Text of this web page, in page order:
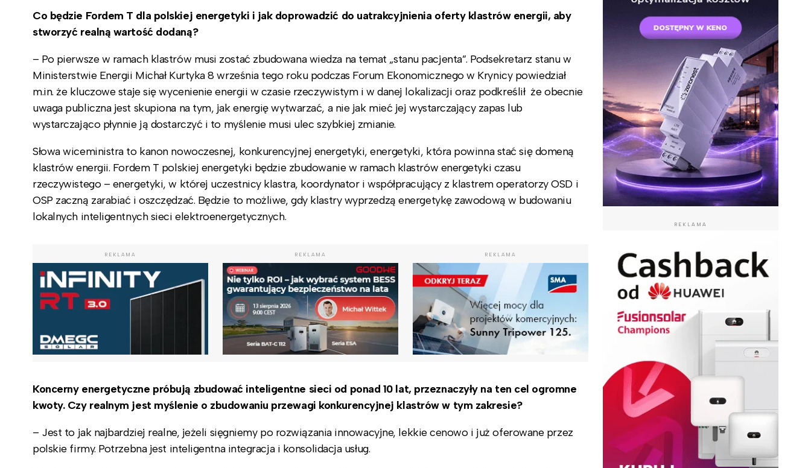
Co będzie Fordem T dla polskiej energetyki i jak doprowadzić do uatrakcyjnienia oferty klastrów energii, aby
stworzyć realną wartość dodaną?
– Po pierwsze w ramach klastrów musi zostać zbudowana wiedza na temat „stanu pacjenta”. Podsekretarz stanu w
Ministerstwie Energii Michał Kurtyka 8 września tego roku podczas Forum Ekonomicznego w Krynicy powiedział
m.in. że kluczowe staje się wycenienie energii w czasie rzeczywistym i w danej lokalizacji oraz podkreślił że obecnie
uwaga publiczna jest skupiona na tym, jak energię wytwarzać, a nie jak mieć jej wystarczający zapas lub
wystarczająco płynnie ją dostarczyć i to myślenie musi ulec szybkiej zmianie.
Słowa wiceministra to kanon nowoczesnej, konkurencyjnej energetyki, energetyki, która powinna stać się domeną
klastrów energii. Fordem T polskiej energetyki będzie zbudowanie w ramach klastrów energetyki czasu
rzeczywistego – energetyki, w której uczestnicy klastra, koordynator i współpracujący z klastrem operatorzy OSD i
OSP zaczną zarabiać i oszczędzać. Będzie to możliwe, gdy klastry wyprzedzą energetykę zawodową w budowaniu
lokalnych inteligentnych sieci elektroenergetycznych.
REKLAMA REKLAMA REKLAMA
Koncerny energetyczne próbują zbudować inteligentne sieci od ponad 10 lat, przeznaczyły na ten cel ogromne
kwoty. Czy realnym jest myślenie o zbudowaniu przewagi konkurencyjnej klastrów w tym zakresie?
– Jest to jak najbardziej realne, jeżeli sięgniemy po rozwiązania innowacyjne, lekkie cenowo i już oferowane przez
polskie firmy. Potrzebna jest inteligentna integracja i konsolidacja usług.
REKLAMA